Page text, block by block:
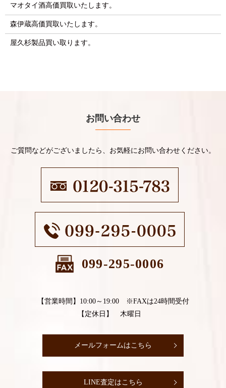
マオタイ酒高価買取いたします。
森伊蔵高価買取いたします。
屋久杉製品買い取ります。
お問い合わせ
ご質問などがございましたら、お気軽にお問い合わせください。
099-295-0006
【営業時間】10:00～19:00 ※FAXは24時間受付
【定休日】 木曜日
メールフォームはこちら
LINE査定はこちら